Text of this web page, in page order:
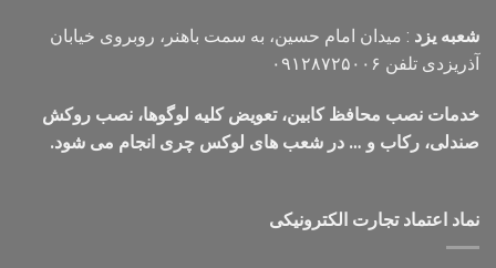
شعبه یزد : میدان امام حسین، به سمت باهنر، روبروی خیابان
آذریزدی تلفن ۰۹۱۲۸۷۲۵۰۰۶
خدمات نصب محافظ کابین، تعویض کلیه لوگوها، نصب روکش
صندلی، رکاب و … در شعب های لوکس چری انجام می شود.
نماد اعتماد تجارت الكترونیكی